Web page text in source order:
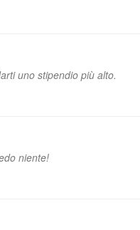
uno stipendio più alto.
niente!